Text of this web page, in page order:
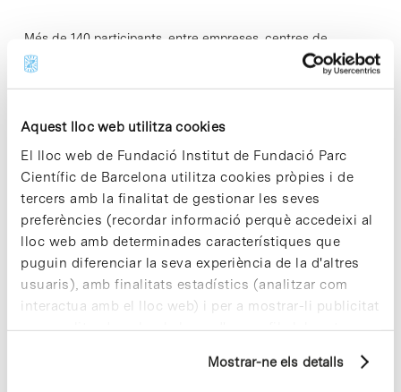
Aquest lloc web utilitza cookies
El lloc web de Fundació Institut de Fundació Parc
Científic de Barcelona utilitza cookies pròpies i de
tercers amb la finalitat de gestionar les seves
preferències (recordar informació perquè accedeixi al
lloc web amb determinades característiques que
puguin diferenciar la seva experiència de la d'altres
usuaris), amb finalitats estadístics (analitzar com
interactua amb el lloc web) i per a mostrar-li publicitat
personalitzada sobre la base d'un perfil elaborat a
pàgines visitades). Per a obtenir més informació sobre
Mostrar-ne els detalls
Més de 140 participants, entre empreses, centres de
recerca, oficines de transferència tecnològica i plataformes
Read More
In
Condol per Francesc Santacana i
Martorell
Francesc Santacana i Martorell – director general de la